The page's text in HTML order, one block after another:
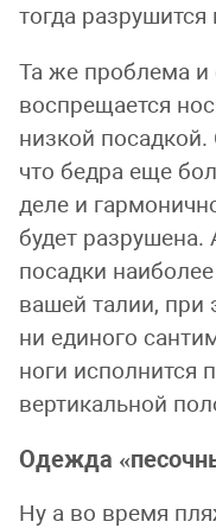
тогда
Та же проблема и
воспрещается
низкой посадкой.
что бедра еще
деле и
будет
посадки
вашей талии, при
ни единого
ноги исполнится
вертикальной
Одежда
Ну а во время